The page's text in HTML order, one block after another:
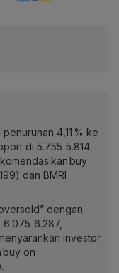
4,11 % ke
di 5.755‑5.814
buy
dan BMRI
dengan
investor
buy on